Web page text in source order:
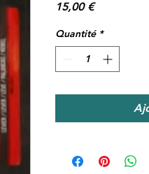
15,00 €Prix
Quantité *